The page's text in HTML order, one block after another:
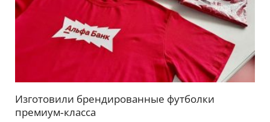
Изготовили брендированные футболки
премиум‑класса